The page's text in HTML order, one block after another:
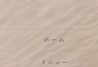
ホーム
メニュー